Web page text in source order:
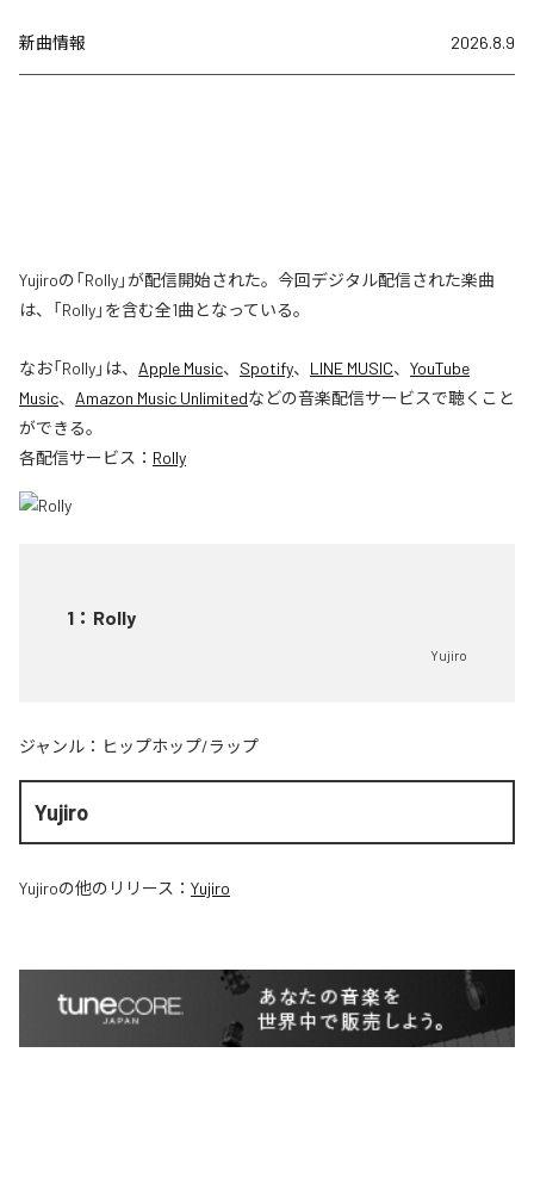
新曲情報 2026.8.9
Yujiroの「Rolly」が配信開始された。今回デジタル配信された楽曲
は、「Rolly」を含む全1曲となっている。
なお「Rolly」は、 Apple Music、 Spotify、 LINE MUSIC、 YouTube
Music、 Amazon Music Unlimitedなどの音楽配信サービスで聴くこと
ができる。
各配信サービス： Rolly
1 ： Rolly
Yujiro
ジャンル： ヒップホップ/ラップ
Yujiro
Yujiroの他のリリース： Yujiro